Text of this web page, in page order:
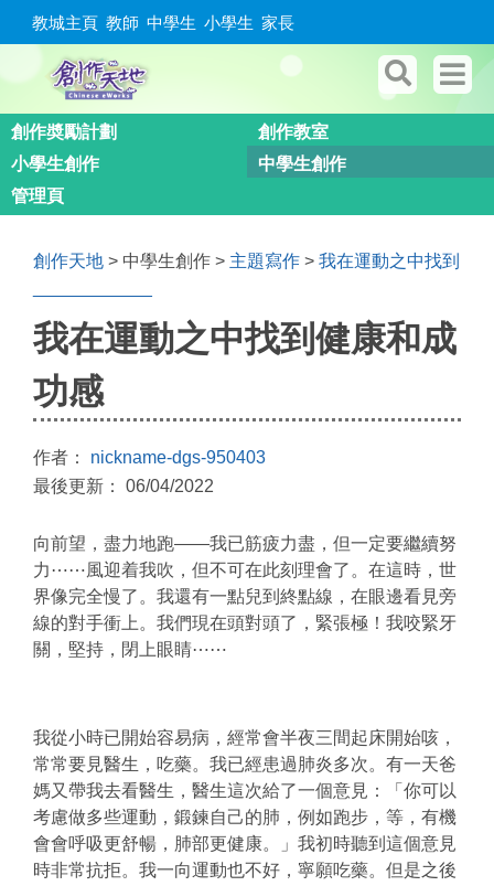
教城主頁 教師 中學生 小學生 家長
創作奬勵計劃
創作教室
小學生創作
中學生創作
管理頁
創作天地 > 中學生創作 > 主題寫作 > 我在運動之中找到
我在運動之中找到健康和成
功感
作者： nickname-dgs-950403
最後更新： 06/04/2022
向前望，盡力地跑——我已筋疲力盡，但一定要繼續努
力⋯⋯風迎着我吹，但不可在此刻理會了。在這時，世
界像完全慢了。我還有一點兒到終點線，在眼邊看見旁
線的對手衝上。我們現在頭對頭了，緊張極！我咬緊牙
關，堅持，閉上眼睛⋯⋯
我從小時已開始容易病，經常會半夜三間起床開始咳，
常常要見醫生，吃藥。我已經患過肺炎多次。有一天爸
媽又帶我去看醫生，醫生這次給了一個意見：「你可以
考慮做多些運動，鍛鍊自己的肺，例如跑步，等，有機
會會呼吸更舒暢，肺部更健康。」我初時聽到這個意見
時非常抗拒。我一向運動也不好，寧願吃藥。但是之後